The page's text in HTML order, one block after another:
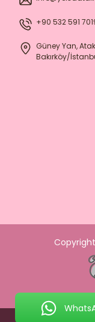
+90 532 591
Güney Yan,
Bakırköy/